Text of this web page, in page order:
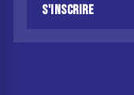
S'INSCRIRE